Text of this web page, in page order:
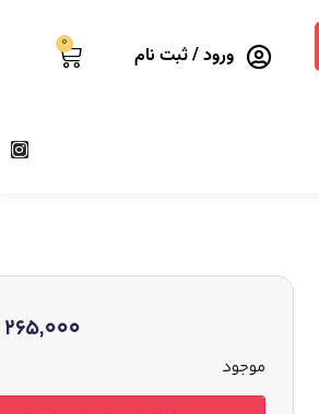
ورود / ثبت نام 0
265,000
موجود